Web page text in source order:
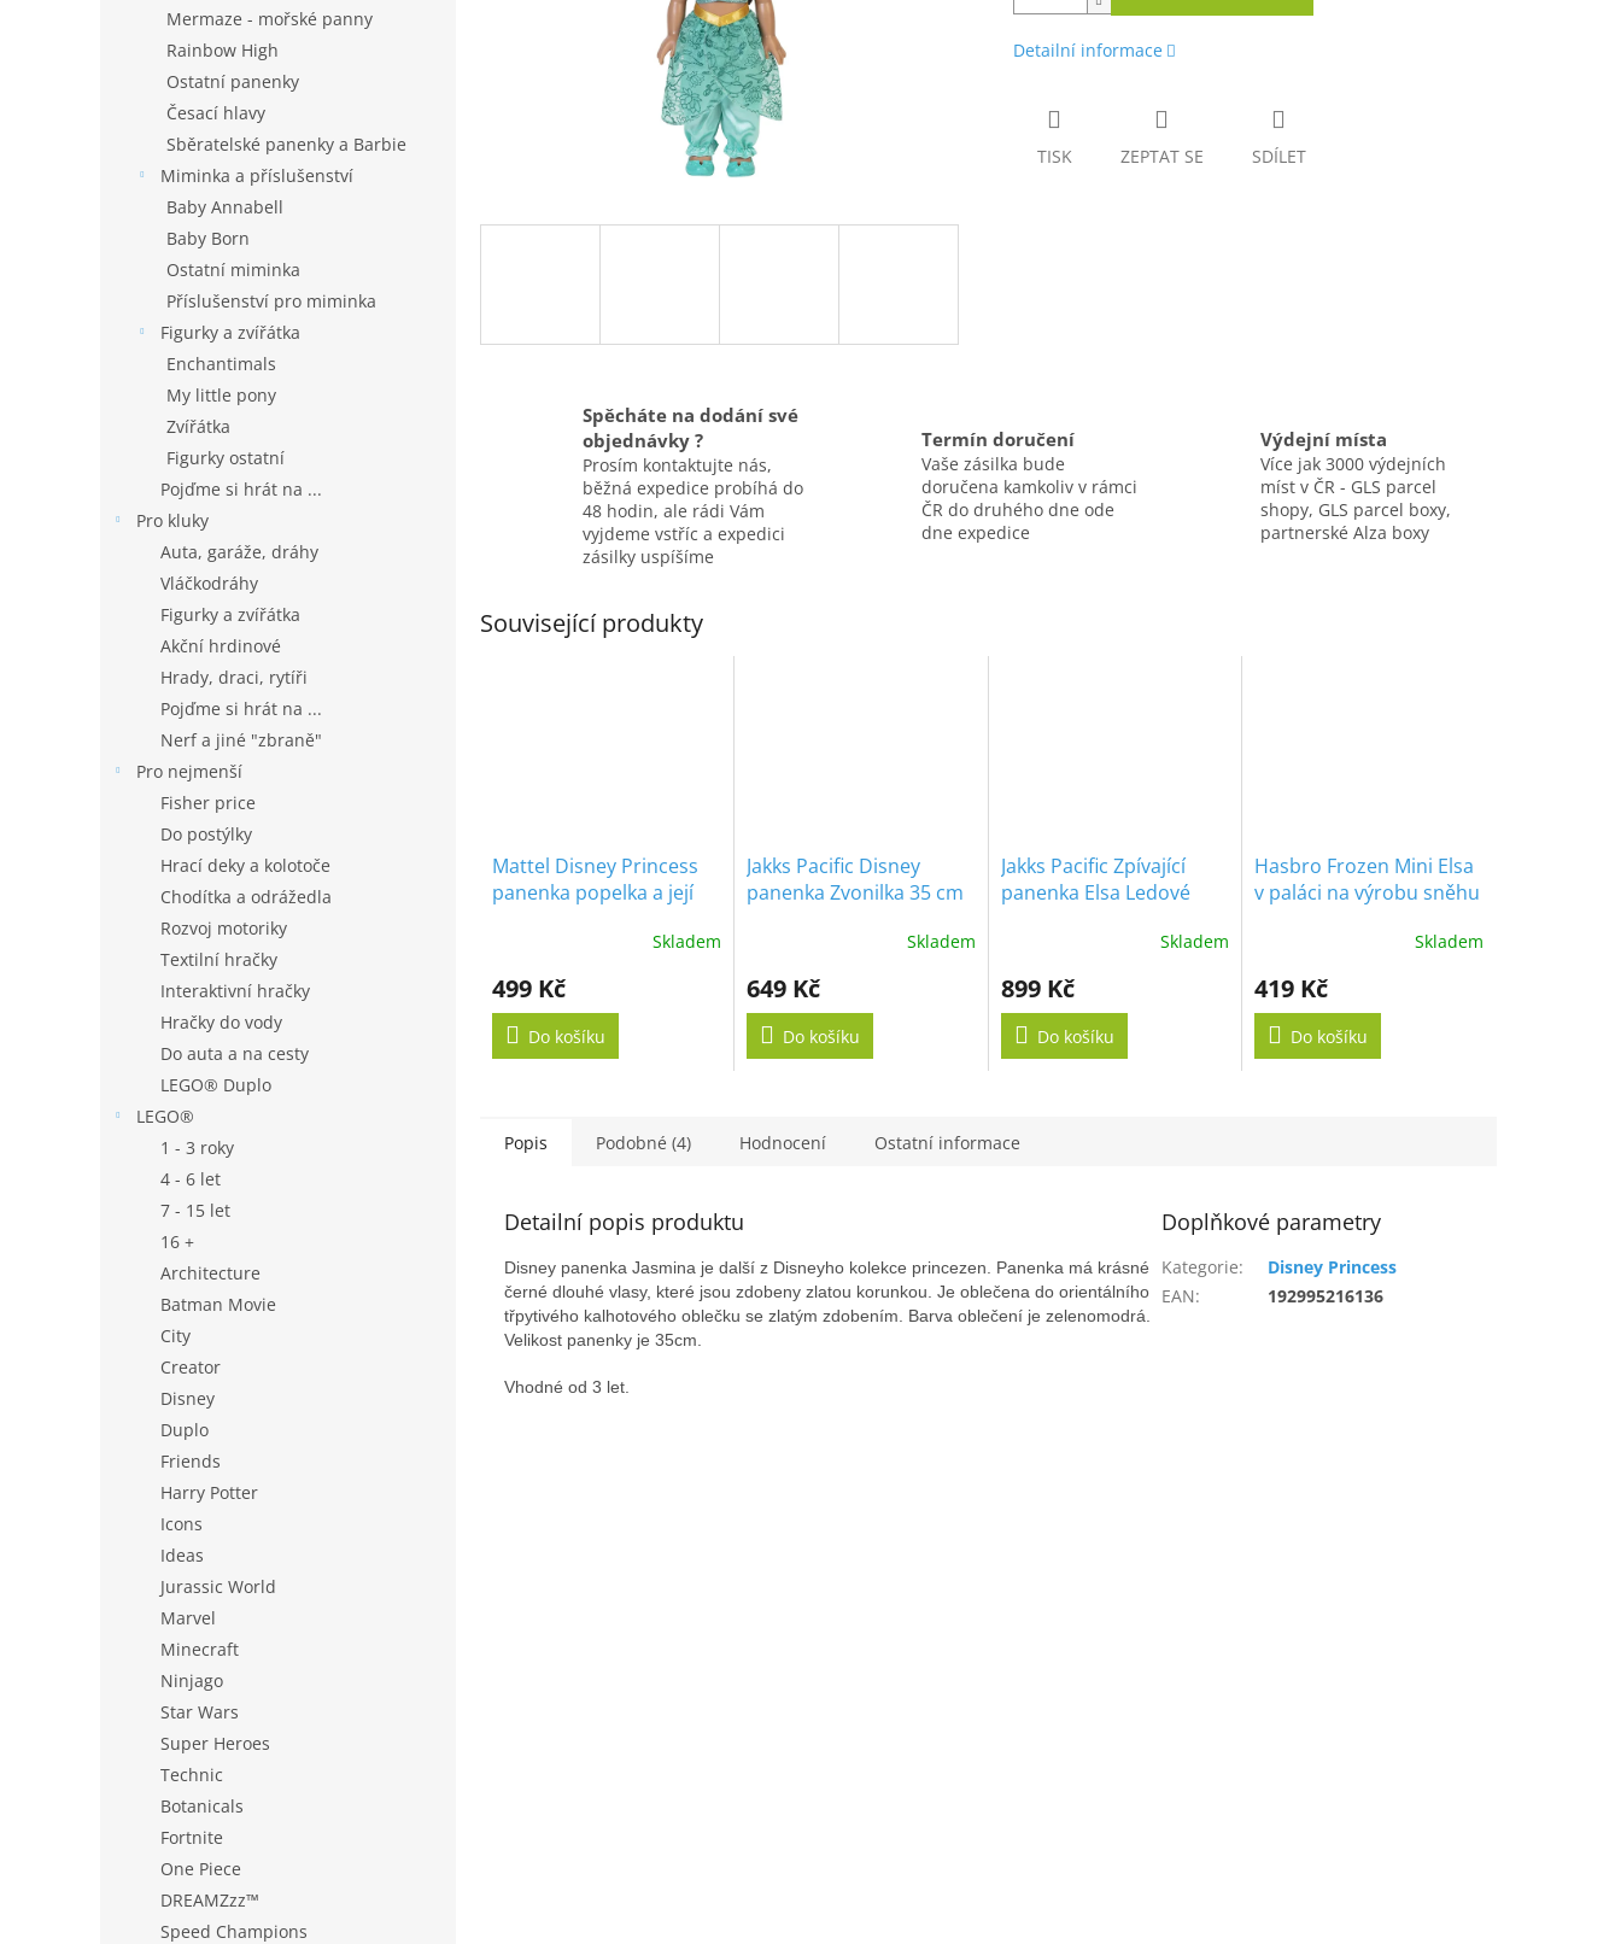
Mermaze - mořské panny
Rainbow High
Ostatní panenky
Česací hlavy
Sběratelské panenky a Barbie
Miminka a příslušenství
Baby Annabell
Baby Born
Ostatní miminka
Příslušenství pro miminka
Figurky a zvířátka
Enchantimals
My little pony
Zvířátka
Figurky ostatní
Pojďme si hrát na ...
Pro kluky
Auta, garáže, dráhy
Vláčkodráhy
Figurky a zvířátka
Akční hrdinové
Hrady, draci, rytíři
Pojďme si hrát na ...
Nerf a jiné "zbraně"
Pro nejmenší
Fisher price
Do postýlky
Hrací deky a kolotoče
Chodítka a odrážedla
Rozvoj motoriky
Textilní hračky
Interaktivní hračky
Hračky do vody
Do auta a na cesty
LEGO® Duplo
LEGO®
1 - 3 roky
4 - 6 let
7 - 15 let
16 +
Architecture
Batman Movie
City
Creator
Disney
Duplo
Friends
Harry Potter
Icons
Ideas
Jurassic World
Marvel
Minecraft
Ninjago
Star Wars
Super Heroes
Technic
Botanicals
Fortnite
One Piece
DREAMZzz™
Speed Champions
Detailní informace
TISK ZEPTAT SE SDÍLET
Spěcháte na dodání své
objednávky ?
Prosím kontaktujte nás,
běžná expedice probíhá do
48 hodin, ale rádi Vám
vyjdeme vstříc a expedici
zásilky uspíšíme
Termín doručení
Vaše zásilka bude
doručena kamkoliv v rámci
ČR do druhého dne ode
dne expedice
Výdejní místa
Více jak 3000 výdejních
míst v ČR - GLS parcel
shopy, GLS parcel boxy,
partnerské Alza boxy
Související produkty
Mattel Disney Princess
panenka popelka a její
Skladem
499 Kč
Do košíku
Jakks Pacific Disney
panenka Zvonilka 35 cm
Skladem
649 Kč
Do košíku
Jakks Pacific Zpívající
panenka Elsa Ledové
Skladem
899 Kč
Do košíku
Hasbro Frozen Mini Elsa
v paláci na výrobu sněhu
Skladem
419 Kč
Do košíku
Popis Podobné (4) Hodnocení Ostatní informace
Detailní popis produktu
Disney panenka Jasmina je další z Disneyho kolekce princezen. Panenka má krásné
černé dlouhé vlasy, které jsou zdobeny zlatou korunkou. Je oblečena do orientálního
třpytivého kalhotového oblečku se zlatým zdobením. Barva oblečení je zelenomodrá.
Velikost panenky je 35cm.
Vhodné od 3 let.
Doplňkové parametry
Kategorie:
Disney Princess
EAN: 192995216136